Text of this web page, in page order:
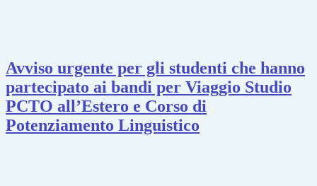
Avviso urgente per gli studenti che hanno
partecipato ai bandi per Viaggio Studio
PCTO all’Estero e Corso di
Potenziamento Linguistico